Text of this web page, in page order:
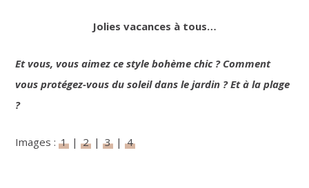
Jolies vacances à tous…
Et vous, vous aimez ce style bohème chic ? Comment
vous protégez-vous du soleil dans le jardin ? Et à la plage
?
Images :1 |2 |3 |4